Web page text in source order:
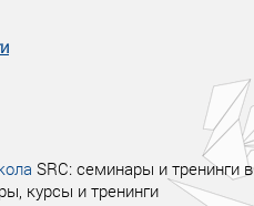
SRC: семинары и тренинги в
курсы и тренинги